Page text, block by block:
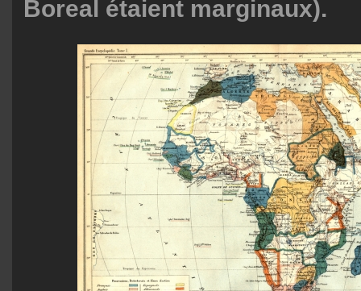
Boreal étaient marginaux).